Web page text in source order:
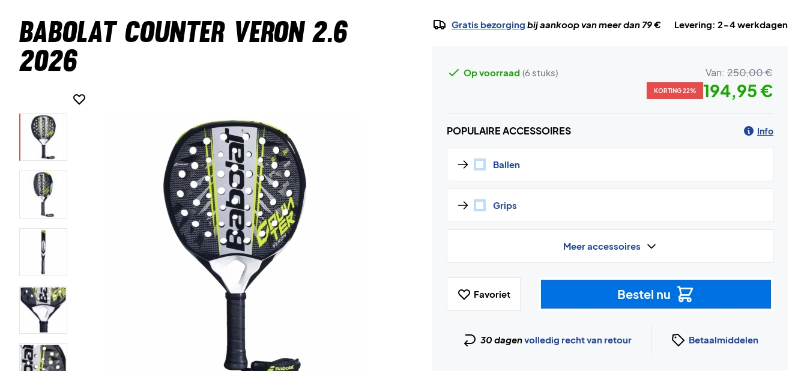
Babolat Counter Veron 2.6
2026
Gratis bezorging bij aankoop van meer dan 79 € Levering: 2-4 werkdagen
Op voorraad (6 stuks) Van: 250,00 €
KORTING 22% 194,95 €
POPULAIRE ACCESSOIRES Info
Ballen
Grips
Meer accessoires
Favoriet Bestel nu
30 dagenvolledig recht van retour Betaalmiddelen